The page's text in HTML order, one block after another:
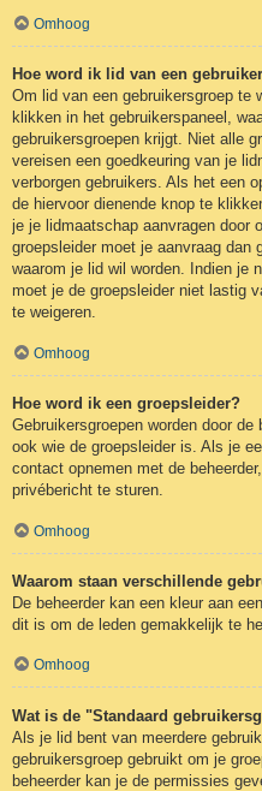
Omhoog
Hoe word ik lid van een
Om lid van een gebruikersgroep te
klikken in het gebruikerspaneel,
gebruikersgroepen krijgt. Niet alle
vereisen een goedkeuring van je
verborgen gebruikers. Als het een
de hiervoor dienende knop te
je je lidmaatschap aanvragen door
groepsleider moet je aanvraag
waarom je lid wil worden. Indien je
moet je de groepsleider niet lastig
te weigeren.
Omhoog
Hoe word ik een groepsleider?
Gebruikersgroepen worden door
ook wie de groepsleider is. Als je
contact opnemen met de
privébericht te sturen.
Omhoog
Waarom staan verschillende
De beheerder kan een kleur aan
dit is om de leden gemakkelijk te
Omhoog
Wat is de "Standaard
Als je lid bent van meerdere
gebruikersgroep gebruikt om je
beheerder kan je de permissies